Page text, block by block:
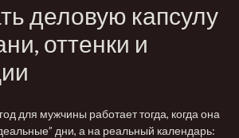
деловую капсулу
оттенки и
для мужчины работает тогда, когда она
дни, а на реальный календарь: